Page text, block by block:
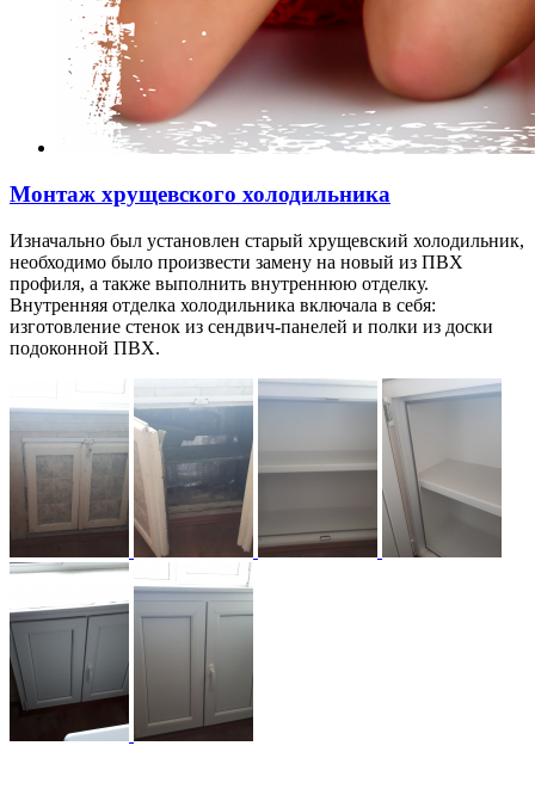
Монтаж хрущевского холодильника
Изначально был установлен старый хрущевский холодильник,
необходимо было произвести замену на новый из ПВХ
профиля, а также выполнить внутреннюю отделку.
Внутренняя отделка холодильника включала в себя:
изготовление стенок из сендвич-панелей и полки из доски
подоконной ПВХ.